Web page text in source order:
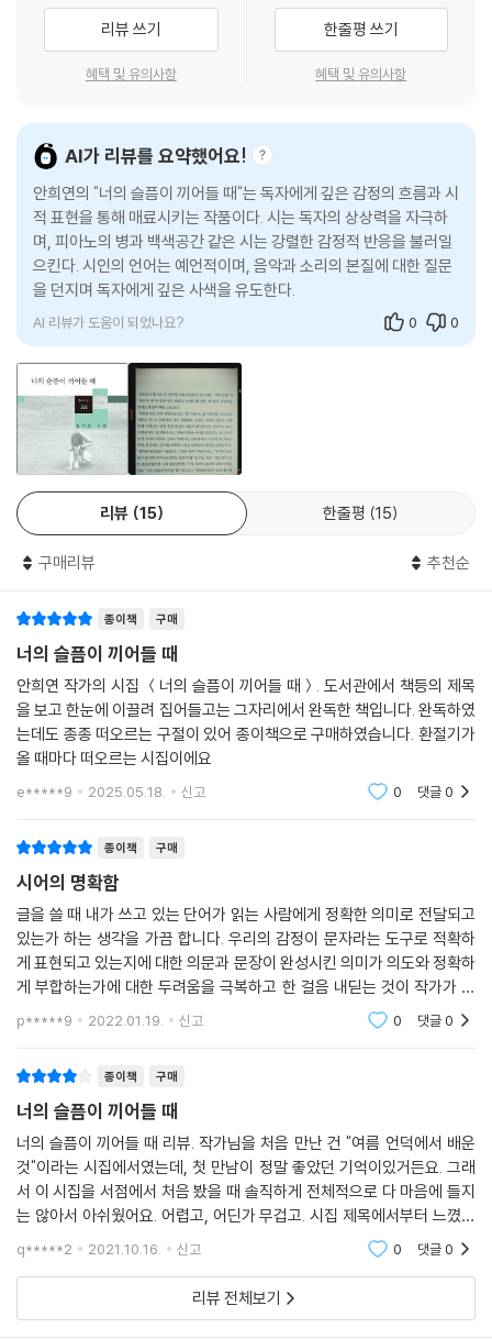
나간다.
두 발은 서랍에 넣어두고 멀고 먼 담장 위를 걷고 있어//손을 뻗으면 구름
이 만져지고 운이 좋으면/날아가던 새의 목을 쥐어볼 수도 있지//귀퉁이
다란 나무를 생각해//가지 위에 앉아 있던 새들이 불이 되어 일제히 날아
오르고/절벽 위에서 동전 같은 아이들이 쏟아져나올 때//불현듯 돌아보
면/흩어지는 것이 있다/거의 사라진 사람이 있다//땅속에 박힌 기차들/시
간의 벽 너머로 달려가는//귀는 흘러내릴 때 얼마나 투명한 소리를 내는
것일까//나는 물고기들로 가득한/어항을 뒤집어쓴 채(「몽유 산책」 전문)
존재의 운명과 글쓰기의 운명이 같은 지평에 있음을 인식하는 시인에게 존
재의 혼돈이 극대화되는 곳은 “흰 종이의 침묵”(「뮤트」)이 흐르는 ‘백색 공
간’이다. ‘침묵’이라는 말로밖에는 표현할 수 없는 이 글쓰기의 공간은 “미
끄러지면서/계속해서 미끄러지면서//글자의 내부로 들어”갈수록 “이곳
이/완전한 침묵이라는 것을 알”게 되는 곳이며, 오히려 “그리다 만 얼굴이
더 많은 표정을 지녔음을 알게” 되는 곳이다. “온몸이 뒤틀린 나무가 온몸
을 비틀며 자라고” “침묵이 고이면 얼마나 깊은 두 눈을 갖게 되는지”(「백
색 공간」) 감지할 수 있는 이 공간에서 시인은 “누군가 나를 찢고 달아날 때
마다 나는 매번 다른 사람이 되”(「줄줄이 나무들이 쓰러집니다」)고 “이제
나는 목이 부러지는 높이를 아는 사람”(「화산섬」)이라는 존재론적 사유에
이른다.
돌부리에 걸려 넘어진다고 쓰면/눈앞에서 바지에 묻은 흙을 털며 일어나
많은 표정을 지녔음을 알게 된다//(…)//절벽이라는 말 속엔 얼마나 많은
손톱자국이 있는지/물에 잠긴 계단은 얼마나 더 어두워져야 한다는 뜻인
지/내가 궁금한 것은 가시권 밖의 안부/그는 나를 대신해 극지로 떠나고/
나는 원탁에 둘러앉은 사람들의 그다음 장면을 상상한다//단 한권의 책이
갖고 싶어//아무것도 쓰여 있지 않은//밤/나는 눈 뜨면 끊어질 것 같은 그
네를 타고//일초에 하나씩/새로운 옆을 만든다(「백색 공간」 부분)
슬픔이 끼어드는 ‘옆’에 놓일 첫 시집
불확실한 삶의 정황 속에서 암시와 상징의 언어를 통해 벌이는 시인의 시
적 고투는 “하루해가 저물 때까지 한 사람을 완성하는 일”(「입체 안경」),
“바닥으로부터 다시 몸을 일으”켜 “단 한순간이라도 나의 최대치가 되어
보는 일”(「러시안룰렛」)로 집약되면서 “너의 슬픔이 끼어들”(「파트너」)
수 있는 ‘옆’을 발견하는 일에 몰입한다. 특히 세월호 참사를 다룬 시편들은
사람, 죽어도 죽을 수 없는 사람”들은 ‘옆’을 이루고, 시인은 “까맣게 까맣
게 흐느”끼면서 “눈에다 못을 박아넣고 싶은 날들”(「검은 낮을 지나 흰 밤
에」)을 보낸다.
책을 열면 죽음이 쏟아진다 맨발로 맨몸으로 달려나오는 아이들/나는 황
급히 책을 덮고/변명처럼 천장을 올려다본다//거꾸로 매달린 아이들이 나
를 보며 수줍게 웃는다//열매처럼//새파랗게 익어가는 아이들//눈을 감았
다 떠도 아이들은 사라지지 않는다//심지도 않은 나무가 자랐어/생생하게
살아 있는 죽음들을/더는 넣어둘 다락이 없어/벽을 뚫고 자라나는 나무들
을//여섯번째 아이가 떨어지면서/어깨 위에 잠시 앉아 있겠다고 한다//
리뷰 쓰기
혜택 및 유의사항
한줄평 쓰기
혜택 및 유의사항
AI가 리뷰를 요약했어요!
안희연의 "너의 슬픔이 끼어들 때"는 독자에게 깊은 감정의 흐름과 시
적 표현을 통해 매료시키는 작품이다. 시는 독자의 상상력을 자극하
며, 피아노의 병과 백색공간 같은 시는 강렬한 감정적 반응을 불러일
으킨다. 시인의 언어는 예언적이며, 음악과 소리의 본질에 대한 질문
을 던지며 독자에게 깊은 사색을 유도한다.
AI 리뷰가 도움이 되었나요? 0 0
리뷰 15 한줄평 15
구매리뷰 추천순
종이책 구매
너의 슬픔이 끼어들 때
안희연 작가의 시집 ＜너의 슬픔이 끼어들 때＞. 도서관에서 책등의 제목
을 보고 한눈에 이끌려 집어들고는 그자리에서 완독한 책입니다. 완독하였
는데도 종종 떠오르는 구절이 있어 종이책으로 구매하였습니다. 환절기가
올 때마다 떠오르는 시집이에요
e*****9 2025.05.18. 신고 0 댓글0
종이책 구매
시어의 명확함
글을 쓸 때 내가 쓰고 있는 단어가 읽는 사람에게 정확한 의미로 전달되고
있는가 하는 생각을 가끔 합니다. 우리의 감정이 문자라는 도구로 적확하
게 표현되고 있는지에 대한 의문과 문장이 완성시킨 의미가 의도와 정확하
게 부합하는가에 대한 두려움을 극복하고 한 걸음 내딛는 것이 작가가 아
닌가 합니다. 그중에서도 장르적으로 보았을 때 시라는 것이 가장 단어가
가진 의미를
p*****9 2022.01.19. 신고 0 댓글0
종이책 구매
너의 슬픔이 끼어들 때
너의 슬픔이 끼어들 때 리뷰. 작가님을 처음 만난 건 "여름 언덕에서 배운
것"이라는 시집에서였는데, 첫 만남이 정말 좋았던 기억이있거든요. 그래
서 이 시집을 서점에서 처음 봤을 때 솔직하게 전체적으로 다 마음에 들지
는 않아서 아쉬웠어요. 어렵고, 어딘가 무겁고. 시집 제목에서부터 느꼈었
던 거지만요. 시를 이해하려고 읽는다기보다는 제가 읽었을 때 그 감정에
몰두하는 편이
q*****2 2021.10.16. 신고 0 댓글0
리뷰 전체보기